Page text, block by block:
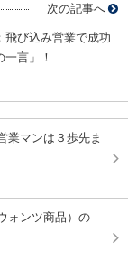
次の記事へ
飛び込み営業で成功
言」！
業マンは３歩先ま
ォンツ商品）の